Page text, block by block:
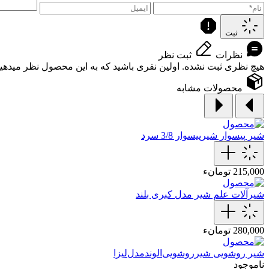
ثبت
نظرات
ثبت نظر
هیچ نظری ثبت نشده. اولین نفری باشید که به این محصول نظر
محصولات مشابه
شیر پیسوار شیرپیسوار 3/8 سرد
215,000 تومانء
شیرآلات علم‌ شیر‌ مدل کبری بلند
280,000 تومانء
شیر روشویی شیر‌‌روشویی‌الوند‌مدل‌لیزا
ناموجود